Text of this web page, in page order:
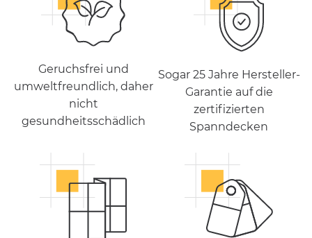
Geruchsfrei und
umweltfreundlich, daher
nicht
gesundheitsschädlich
Sogar 25 Jahre Hersteller-
Garantie auf die
zertifizierten
Spanndecken